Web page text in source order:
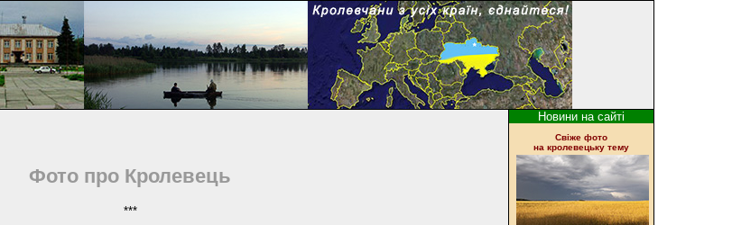
Новини на сайті
Cвіже фото
на кролевецьку тему
Фото про Кролевець
***